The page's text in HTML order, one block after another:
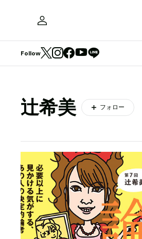
Follow
辻希美 フォロー